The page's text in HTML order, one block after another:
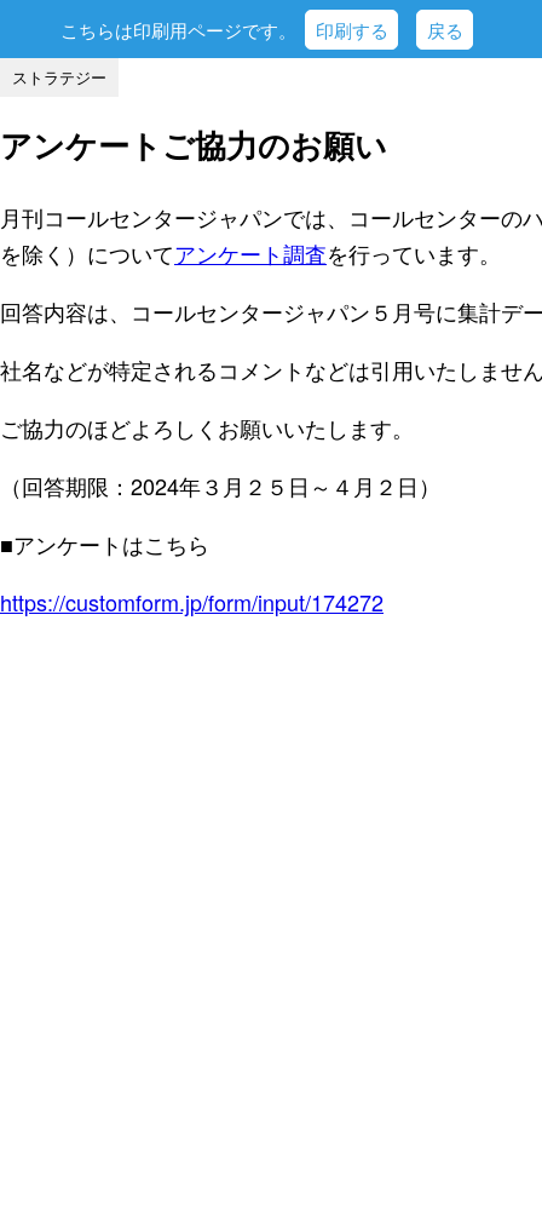
こちらは印刷用ページです。 印刷する 戻る
ストラテジー
アンケートご協力のお願い
月刊コールセンタージャパンでは、コールセンターの
を除く）についてアンケート調査を行っています。
回答内容は、コールセンタージャパン５月号に集計デ
社名などが特定されるコメントなどは引用いたしませ
ご協力のほどよろしくお願いいたします。
（回答期限：2024年３月２５日～４月２日）
■アンケートはこちら
https://customform.jp/form/input/174272